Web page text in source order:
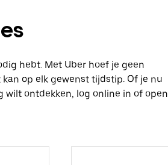
hebt. Met Uber hoef je geen
op elk gewenst tijdstip. Of je nu
ontdekken, log online in of open